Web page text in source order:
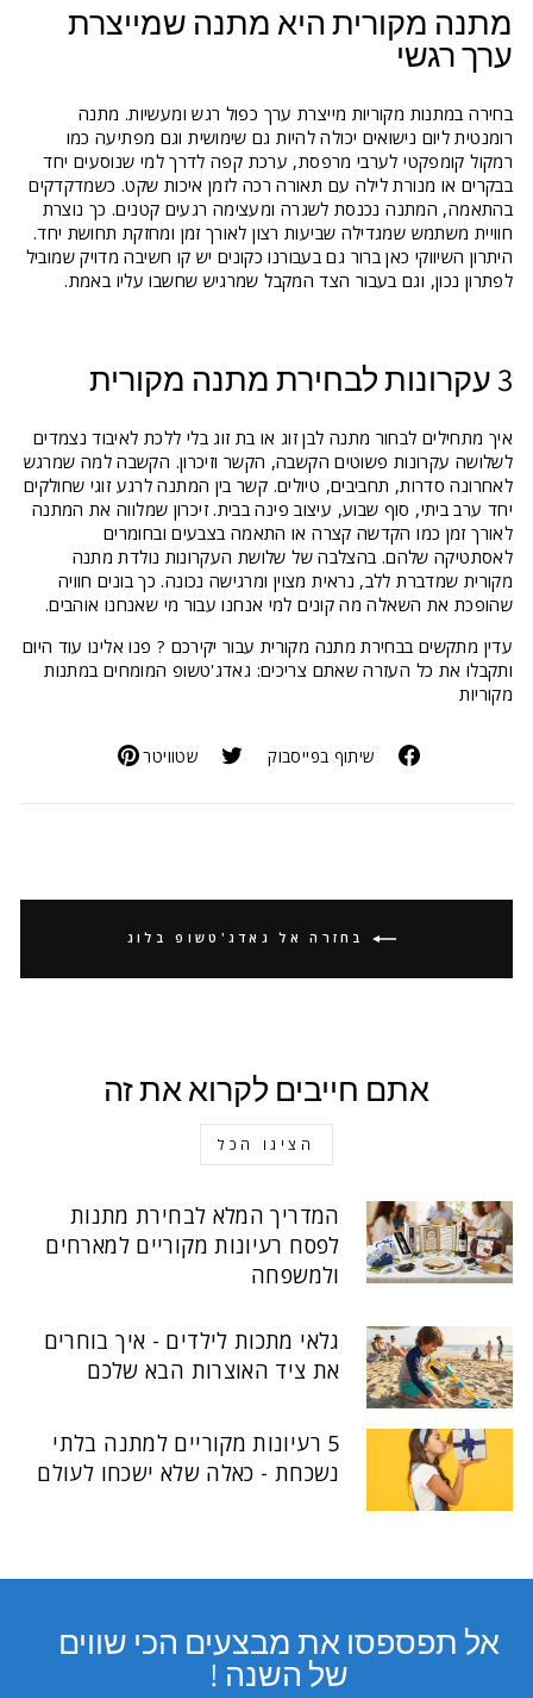
מתנה מקורית היא מתנה שמייצרת
ערך רגשי
בחירה במתנות מקוריות מייצרת ערך כפול רגש ומעשיות. מתנה
רומנטית ליום נישואים יכולה להיות גם שימושית וגם מפתיעה כמו
רמקול קומפקטי לערבי מרפסת, ערכת קפה לדרך למי שנוסעים יחד
בבקרים או מנורת לילה עם תאורה רכה לזמן איכות שקט. כשמדקדקים
בהתאמה, המתנה נכנסת לשגרה ומעצימה רגעים קטנים. כך נוצרת
חוויית משתמש שמגדילה שביעות רצון לאורך זמן ומחזקת תחושת יחד.
היתרון השיווקי כאן ברור גם בעבורנו כקונים יש קו חשיבה מדויק שמוביל
לפתרון נכון, וגם בעבור הצד המקבל שמרגיש שחשבו עליו באמת.
3 עקרונות לבחירת מתנה מקורית
איך מתחילים לבחור מתנה לבן זוג או בת זוג בלי ללכת לאיבוד נצמדים
לשלושה עקרונות פשוטים הקשבה, הקשר וזיכרון. הקשבה למה שמרגש
לאחרונה סדרות, תחביבים, טיולים. קשר בין המתנה לרגע זוגי שחולקים
יחד ערב ביתי, סוף שבוע, עיצוב פינה בבית. זיכרון שמלווה את המתנה
לאורך זמן כמו הקדשה קצרה או התאמה בצבעים ובחומרים
לאסתטיקה שלהם. בהצלבה של שלושת העקרונות נולדת מתנה
מקורית שמדברת ללב, נראית מצוין ומרגישה נכונה. כך בונים חוויה
שהופכת את השאלה מה קונים למי אנחנו עבור מי שאנחנו אוהבים.
עדין מתקשים בבחירת מתנה מקורית עבור יקירכם ? פנו אלינו עוד היום
ותקבלו את כל העזרה שאתם צריכים: גאדג'טשופ המומחים במתנות
מקוריות
שיתוף בפייסבוק שטוויטר
בחזרה אל גאדג'טשופ בלוג
אתם חייבים לקרוא את זה
הציגו הכל
המדריך המלא לבחירת מתנות
לפסח רעיונות מקוריים למארחים
ולמשפחה
גלאי מתכות לילדים - איך בוחרים
את ציד האוצרות הבא שלכם
5 רעיונות מקוריים למתנה בלתי
נשכחת - כאלה שלא ישכחו לעולם
אל תפספסו את מבצעים הכי שווים
של השנה !